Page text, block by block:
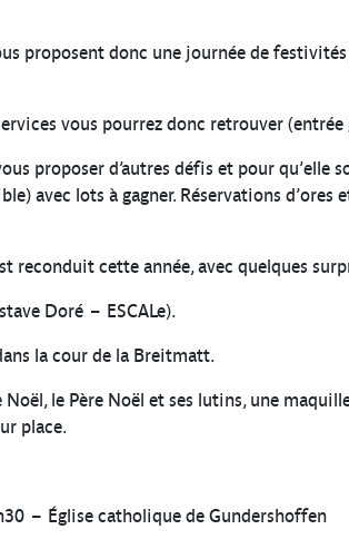
proposent donc une journée de
vous pourrez donc retrouver
proposer d’autres défis et pour
avec lots à gagner. Réservations d’ores
reconduit cette année, avec quelques
Doré – ESCALe).
la cour de la Breitmatt.
le Père Noël et ses lutins, une
place.
– Église catholique de Gundershoffen